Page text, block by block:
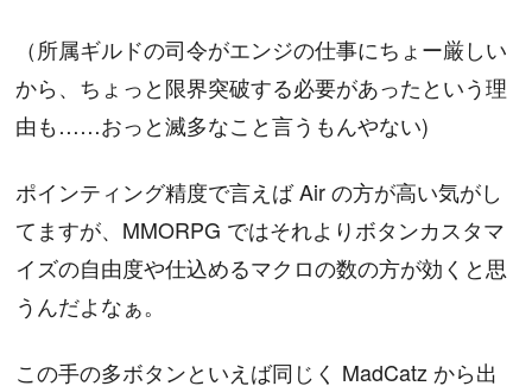
（所属ギルドの司令がエンジの仕事にちょー厳しい
から、ちょっと限界突破する必要があったという理
由も……おっと滅多なこと言うもんやない)
ポインティング精度で言えば Air の方が高い気がし
てますが、MMORPG ではそれよりボタンカスタマ
イズの自由度や仕込めるマクロの数の方が効くと思
うんだよなぁ。
この手の多ボタンといえば同じく MadCatz から出